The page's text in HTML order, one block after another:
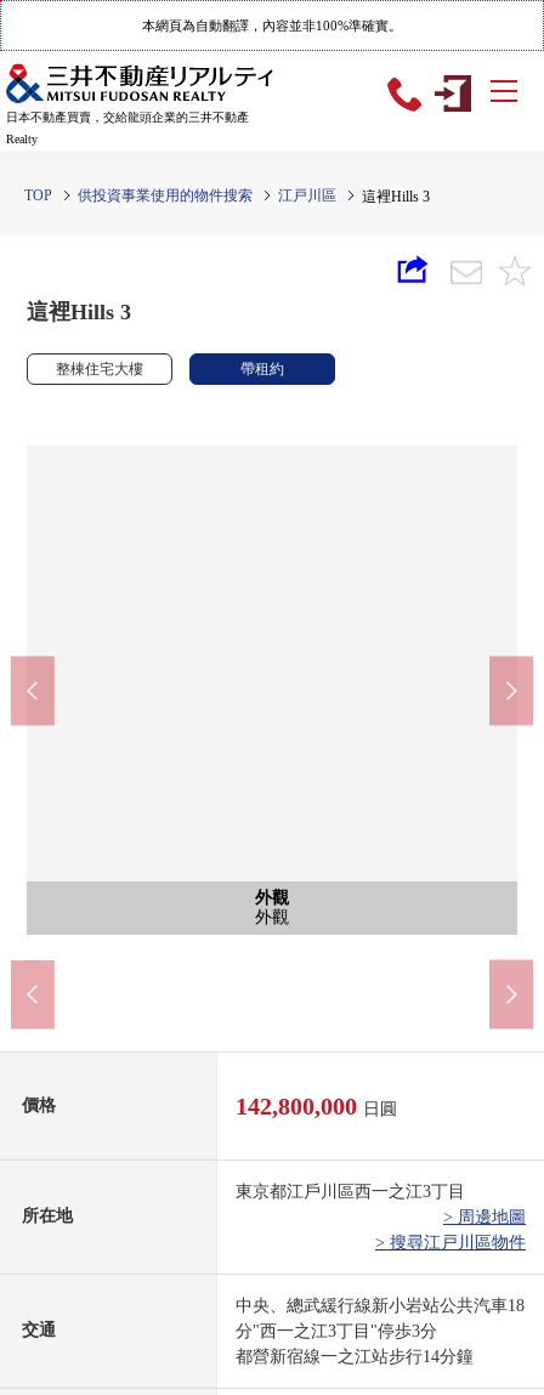
本網頁為自動翻譯，內容並非100%準確實。
日本不動產買賣，交給龍頭企業的三井不動產
Realty
TOP 供投資事業使用的物件搜索 江戸川區 這裡Hills 3
這裡Hills 3
整棟住宅大樓 帶租約
外觀
外觀
外觀
外觀
外觀
外觀
外觀
外觀
共有部分
宅配BOX&郵筒
入口
入口
入口
防盜門的
入口
自行車堆放處入口
共有部分
走廊
含有前面道路的外觀
前面道路
奧運會西一之江商店(約40m)
奧運會西一之江商店
價格 142,800,000 日圓
所在地
東京都江戶川區西一之江3丁目
> 周邊地圖
> 搜尋江戸川區物件
交通
中央、總武緩行線新小岩站公共汽車18
分"西一之江3丁目"停歩3分
都營新宿線一之江站步行14分鐘